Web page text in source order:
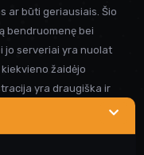
ar būti geriausiais. Šio
bendruomenę bei
jo serveriai yra nuolat
žaidėjo
yra draugiška ir
susitikimo serveryje!